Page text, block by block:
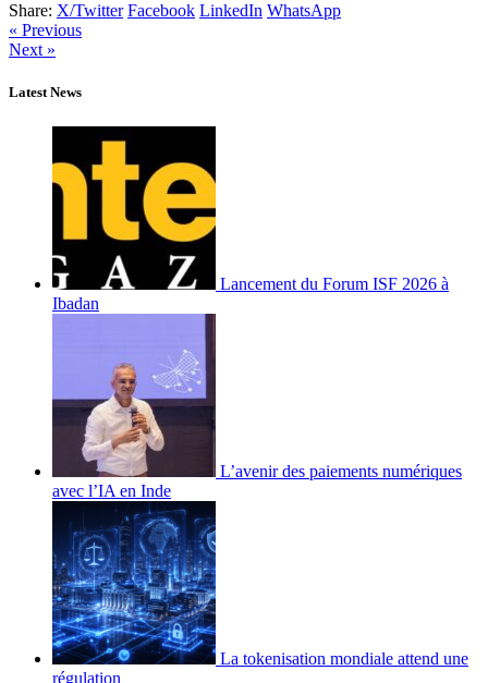
Share: X/Twitter Facebook LinkedIn WhatsApp
« Previous
Next »
Latest News
Lancement du Forum ISF 2026 à
Ibadan
L’avenir des paiements numériques
avec l’IA en Inde
La tokenisation mondiale attend une
régulation